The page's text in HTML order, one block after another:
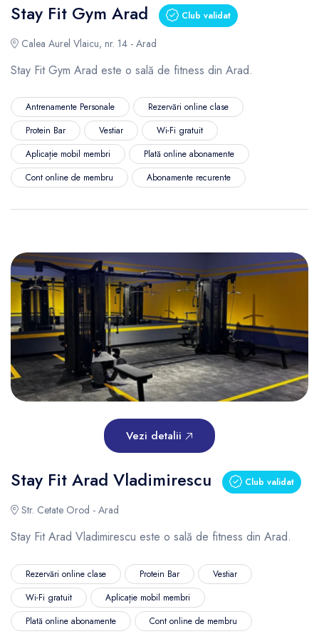
Stay Fit Gym Arad Club validat
Calea Aurel Vlaicu, nr. 14 - Arad
Stay Fit Gym Arad este o sală de fitness din Arad.
Antrenamente Personale
Rezervări online clase
Protein Bar
Vestiar
Wi-Fi gratuit
Aplicație mobil membri
Plată online abonamente
Cont online de membru
Abonamente recurente
Vezi detalii
Stay Fit Arad Vladimirescu Club validat
Str. Cetate Orod - Arad
Stay Fit Arad Vladimirescu este o sală de fitness din Arad.
Rezervări online clase Protein Bar
Vestiar
Wi-Fi gratuit
Aplicație mobil membri
Plată online abonamente
Cont online de membru